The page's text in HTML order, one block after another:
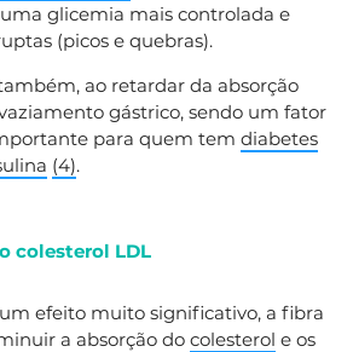
glicemia mais controlada e
(picos e quebras).
ao retardar da absorção
gástrico, sendo um fator
para quem tem diabetes
(4).
colesterol LDL
efeito muito significativo, a fibra
a absorção do colesterol e os